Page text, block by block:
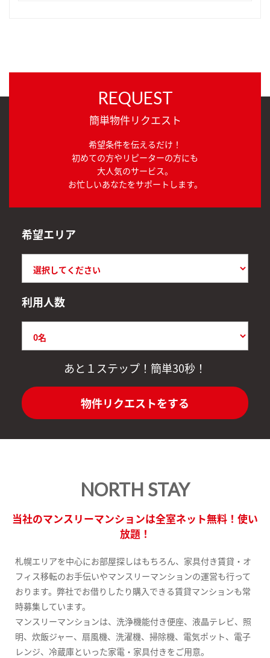
REQUEST
簡単物件リクエスト
希望条件を伝えるだけ！
初めての方やリピーターの方にも
大人気のサービス。
お忙しいあなたをサポートします。
希望エリア
利用人数
あと１ステップ！簡単30秒！
物件リクエストをする
NORTH STAY
当社のマンスリーマンションは全室ネット無料！使い
放題！
札幌エリアを中心にお部屋探しはもちろん、家具付き賃貸・オ
フィス移転のお手伝いやマンスリーマンションの運営も行って
おります。弊社でお借りしたり購入できる賃貸マンションも常
時募集しています。
マンスリーマンションは、洗浄機能付き便座、液晶テレビ、照
明、炊飯ジャー、扇風機、洗濯機、掃除機、電気ポット、電子
レンジ、冷蔵庫といった家電・家具付きをご用意。